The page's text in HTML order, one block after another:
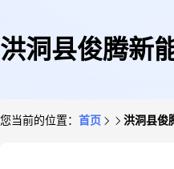
洪洞县俊腾新
您当前的位置： 首页 洪洞县俊